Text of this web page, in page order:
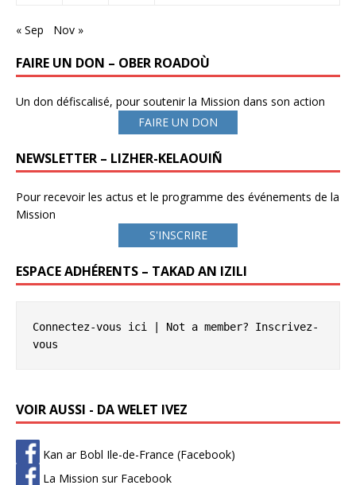
« Sep Nov »
FAIRE UN DON – OBER ROADOÙ
Un don défiscalisé, pour soutenir la Mission dans son action
FAIRE UN DON
NEWSLETTER – LIZHER-KELAOUIÑ
Pour recevoir les actus et le programme des événements de la
Mission
S'INSCRIRE
ESPACE ADHÉRENTS – TAKAD AN IZILI
Connectez-vous ici | Not a member? Inscrivez-
vous
VOIR AUSSI - DA WELET IVEZ
Kan ar Bobl Ile-de-France (Facebook)
La Mission sur Facebook